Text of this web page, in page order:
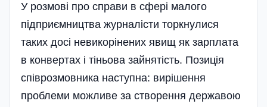
У розмові про справи в сфері малого
підприємництва журналісти торкнулися
таких досі невикорінених явищ як зарплата
в конвертах і тіньова зайнятість. Позиція
співрозмовника наступна: вирішення
проблеми можливе за створення державою